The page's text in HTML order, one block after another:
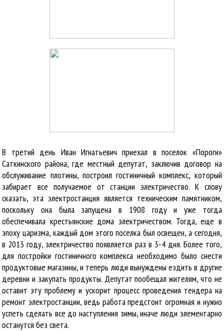
В третий день Иван Игнатьевич приехал в поселок «Пороги»
Саткинского района, где местный депутат, заключив договор на
обслуживание плотины, построил гостиничный комплекс, который
забирает все получаемое от станции электричество. К слову
сказать, эта электростанция является техническим памятником,
поскольку она была запущена в 1908 году и уже тогда
обеспечивала крестьянские дома электричеством. Тогда, еще в
эпоху царизма, каждый дом этого поселка был освещен, а сегодня,
в 2013 году, электричество появляется раз в 3-4 дня. Более того,
для постройки гостиничного комплекса необходимо было снести
продуктовые магазины, и теперь люди вынуждены ездить в другие
деревни и закупать продукты. Депутат пообещал жителям, что не
оставит эту проблему и ускорит процесс проведения тендера на
ремонт электростанции, ведь работа предстоит огромная и нужно
успеть сделать все до наступления зимы, иначе люди элементарно
останутся без света.